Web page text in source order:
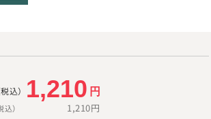
税込） 1,210 円
込） 1,210円